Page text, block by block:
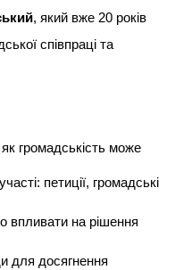
, який вже 20 років
співпраці та
громадськість може
петиції, громадські
впливати на рішення
для досягнення